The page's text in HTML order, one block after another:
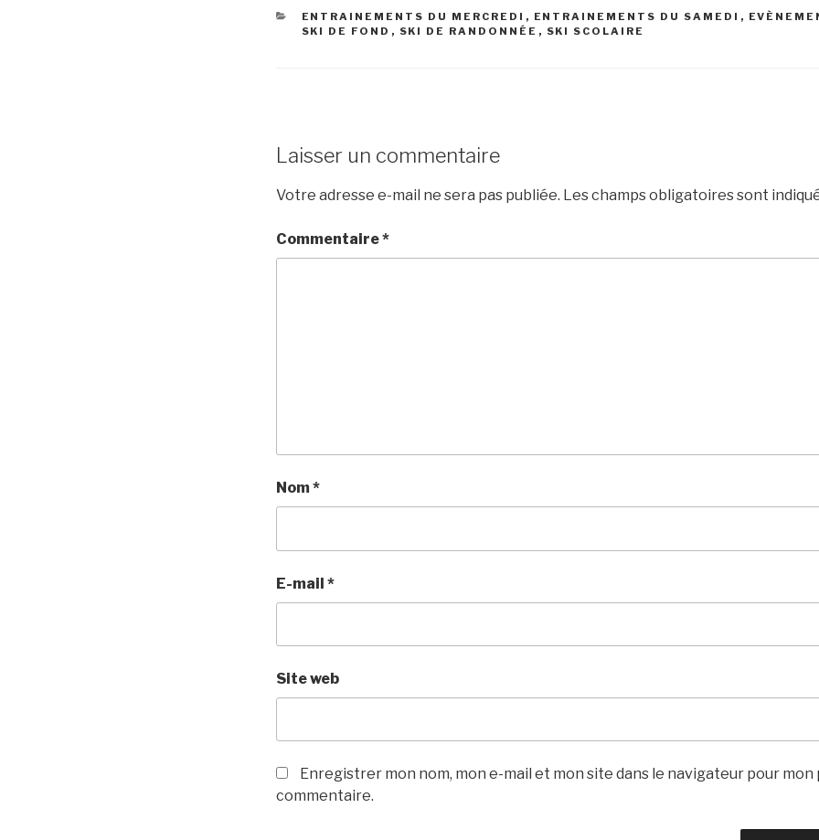
CATÉGORIES
ENTRAINEMENTS DU MERCREDI , ENTRAINEMENTS DU SAMEDI ,
SKI DE FOND , SKI DE RANDONNÉE , SKI SCOLAIRE
Laisser un commentaire
Votre adresse e-mail ne sera pas publiée. Les champs obligatoires sont
Commentaire*
Nom*
E-mail *
Site web
Enregistrer mon nom, mon e-mail et mon site dans le navigateur pour mon
commentaire.